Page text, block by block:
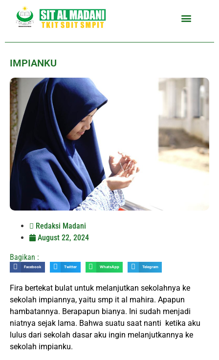
IMPIANKU
Redaksi Madani
August 22, 2024
Bagikan :
Facebook Twitter WhatsApp Telegram
Fira bertekat bulat untuk melanjutkan sekolahnya ke
sekolah impiannya, yaitu smp it al mahira. Apapun
hambatannya. Berapapun bianya. Ini sudah menjadi
niatnya sejak lama. Bahwa suatu saat nanti ketika aku
lulus dari sekolah dasar aku ingin melanjutkannya ke
sekolah impianku.